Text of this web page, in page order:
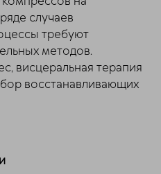
случаев
требуют
методов.
висцеральная терапия
восстанавливающих